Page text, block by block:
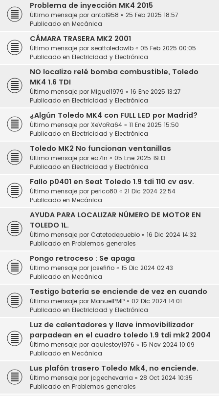
Problema de inyección MK4 2015
Último mensaje por anto1958 « 25 Feb 2025 18:57
Publicado en Mecánica
CÁMARA TRASERA MK2 2001
Último mensaje por seattoledowlb « 05 Feb 2025 00:05
Publicado en Electricidad y Electrónica
NO localizo relé bomba combustible, Toledo
MK4 1.6 TDI
Último mensaje por Miguel1979 « 16 Ene 2025 13:27
Publicado en Electricidad y Electrónica
¿Algún Toledo MK4 con FULL LED por Madrid?
Último mensaje por XeVoRa64 « 11 Ene 2025 15:50
Publicado en Electricidad y Electrónica
Toledo MK2 No funcionan ventanillas
Último mensaje por ea7ln « 05 Ene 2025 19:13
Publicado en Electricidad y Electrónica
Fallo p0401 en Seat Toledo 1.9 tdi 110 cv asv.
Último mensaje por perico80 « 21 Dic 2024 22:54
Publicado en Mecánica
AYUDA PARA LOCALIZAR NÚMERO DE MOTOR EN
TOLEDO 1L.
Último mensaje por Catetodepueblo « 16 Dic 2024 14:32
Publicado en Problemas generales
Pongo retroceso : Se apaga
Último mensaje por josefiño « 15 Dic 2024 02:43
Publicado en Mecánica
Testigo batería se enciende de vez en cuando
Último mensaje por ManuelPMP « 02 Dic 2024 14:01
Publicado en Electricidad y Electrónica
Luz de calentadores y llave inmovibilizador
parpadean en el cuadro toledo 1.9 tdi mk2 2004
Último mensaje por aquiestoy1976 « 15 Nov 2024 10:09
Publicado en Mecánica
Lus plafón trasero Toledo Mk4, no enciende.
Último mensaje por jcgechevarria « 28 Oct 2024 10:35
Publicado en Problemas generales